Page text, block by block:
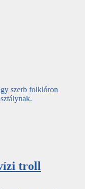
troll